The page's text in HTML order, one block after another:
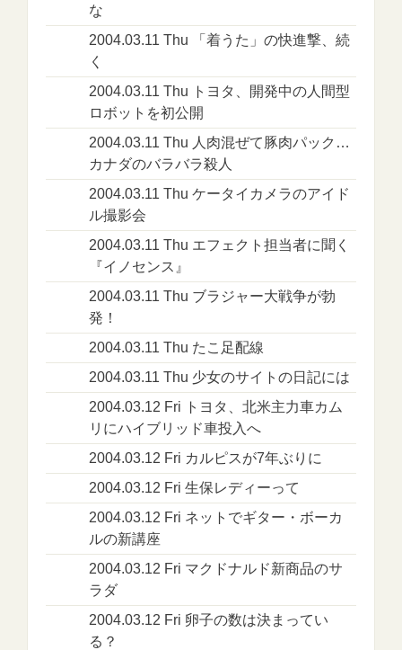
な
2004.03.11 Thu 「着うた」の快進撃、続
く
2004.03.11 Thu トヨタ、開発中の人間型
ロボットを初公開
2004.03.11 Thu 人肉混ぜて豚肉パック…
カナダのバラバラ殺人
2004.03.11 Thu ケータイカメラのアイド
ル撮影会
2004.03.11 Thu エフェクト担当者に聞く
『イノセンス』
2004.03.11 Thu ブラジャー大戦争が勃
発！
2004.03.11 Thu たこ足配線
2004.03.11 Thu 少女のサイトの日記には
2004.03.12 Fri トヨタ、北米主力車カム
リにハイブリッド車投入へ
2004.03.12 Fri カルピスが7年ぶりに
2004.03.12 Fri 生保レディーって
2004.03.12 Fri ネットでギター・ボーカ
ルの新講座
2004.03.12 Fri マクドナルド新商品のサ
ラダ
2004.03.12 Fri 卵子の数は決まってい
る？